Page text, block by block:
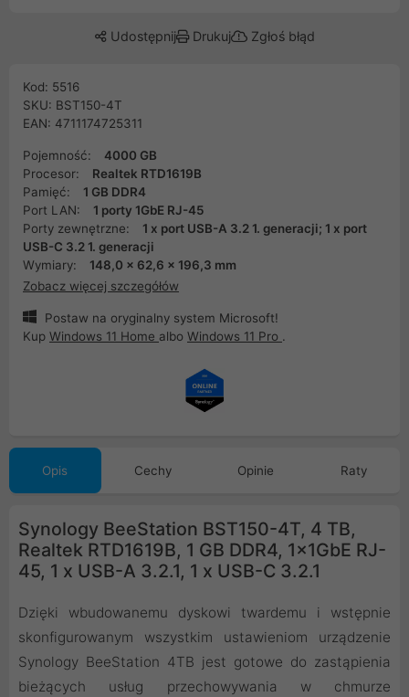
Udostępnij Drukuj Zgłoś błąd
Kod: 5516
SKU: BST150-4T
EAN: 4711174725311
Pojemność:
4000 GB
Procesor:
Realtek RTD1619B
Pamięć:
1 GB DDR4
Port LAN:
1 porty 1GbE RJ-45
Porty zewnętrzne:
1 x port USB-A 3.2 1. generacji; 1 x port
USB-C 3.2 1. generacji
Wymiary:
148,0 x 62,6 x 196,3 mm
Zobacz więcej szczegółów
Postaw na oryginalny system Microsoft!
Kup Windows 11 Home albo Windows 11 Pro .
Opis Cechy Opinie Raty
Synology BeeStation BST150-4T, 4 TB,
Realtek RTD1619B, 1 GB DDR4, 1x1GbE RJ-
45, 1 x USB-A 3.2.1, 1 x USB-C 3.2.1
Dzięki wbudowanemu dyskowi twardemu i wstępnie
skonfigurowanym wszystkim ustawieniom urządzenie
Synology BeeStation 4TB jest gotowe do zastąpienia
bieżących usług przechowywania w chmurze